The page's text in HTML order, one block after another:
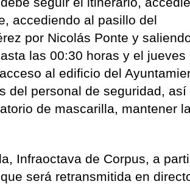
accediendo al pasillo del
por Nicolás Ponte y
las 00:30 horas y el jueves
al edificio del
del personal de seguridad, así
de mascarilla, mantener
Infraoctava de Corpus, a
será retransmitida en